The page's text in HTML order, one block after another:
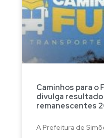
Caminhos para
divulga resultado
remanescentes
A Prefeitura de